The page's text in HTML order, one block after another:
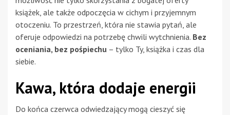
książek, ale także odpoczęcia w cichym i przyjemnym
otoczeniu. To przestrzeń, która nie stawia pytań, ale
oferuje odpowiedzi na potrzebę chwili wytchnienia. Bez
oceniania, bez pośpiechu – tylko Ty, książka i czas dla
siebie.
Kawa, która dodaje energii
Do końca czerwca odwiedzający mogą cieszyć się